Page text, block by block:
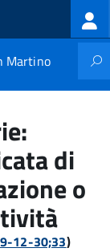
Martino
di
o
12-30;33)